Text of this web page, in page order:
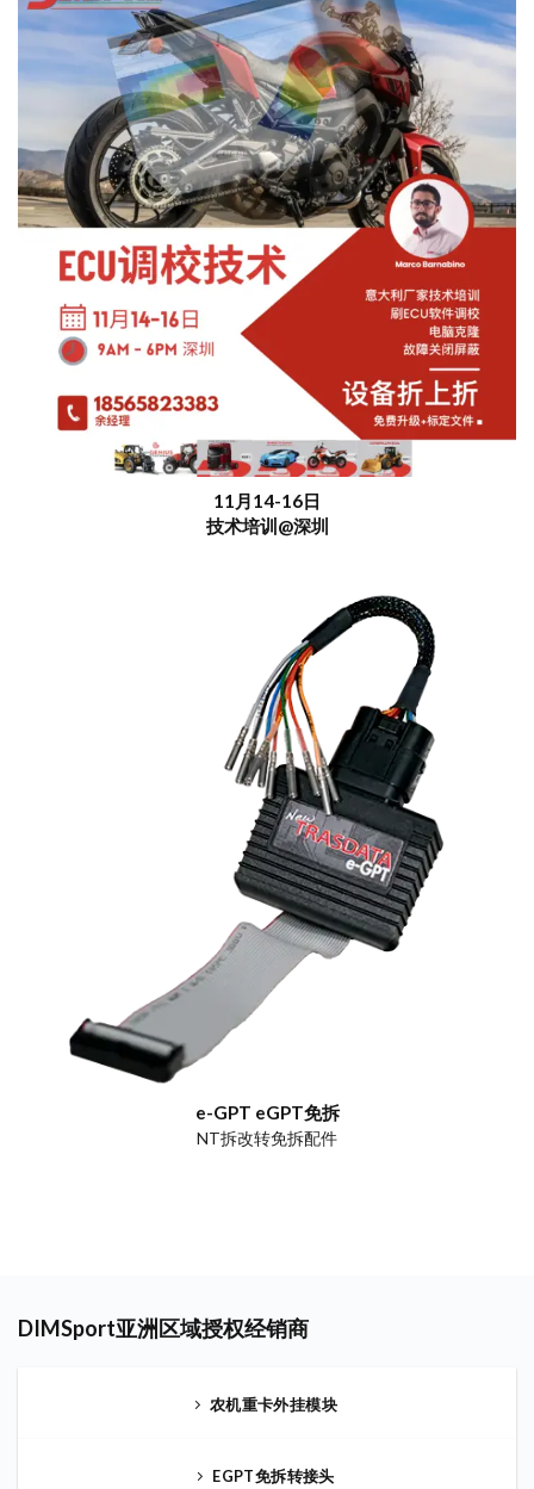
11月14-16日
技术培训@深圳
e-GPT eGPT免拆
NT拆改转免拆配件
DIMSport亚洲区域授权经销商
农机重卡外挂模块
EGPT免拆转接头